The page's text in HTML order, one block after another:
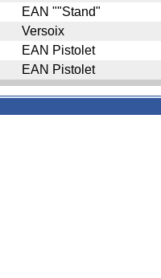
EAN ""Stand"
Versoix
EAN Pistolet
EAN Pistolet